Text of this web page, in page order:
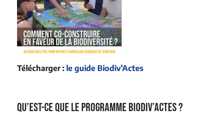
Télécharger : le guide Biodiv’Actes
Qu’est-ce que le programme Biodiv’Actes ?